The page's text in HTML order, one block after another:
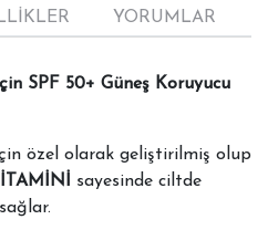
YORUMLAR
SPF 50+ Güneş Koruyucu
özel olarak geliştirilmiş olup
sayesinde ciltde